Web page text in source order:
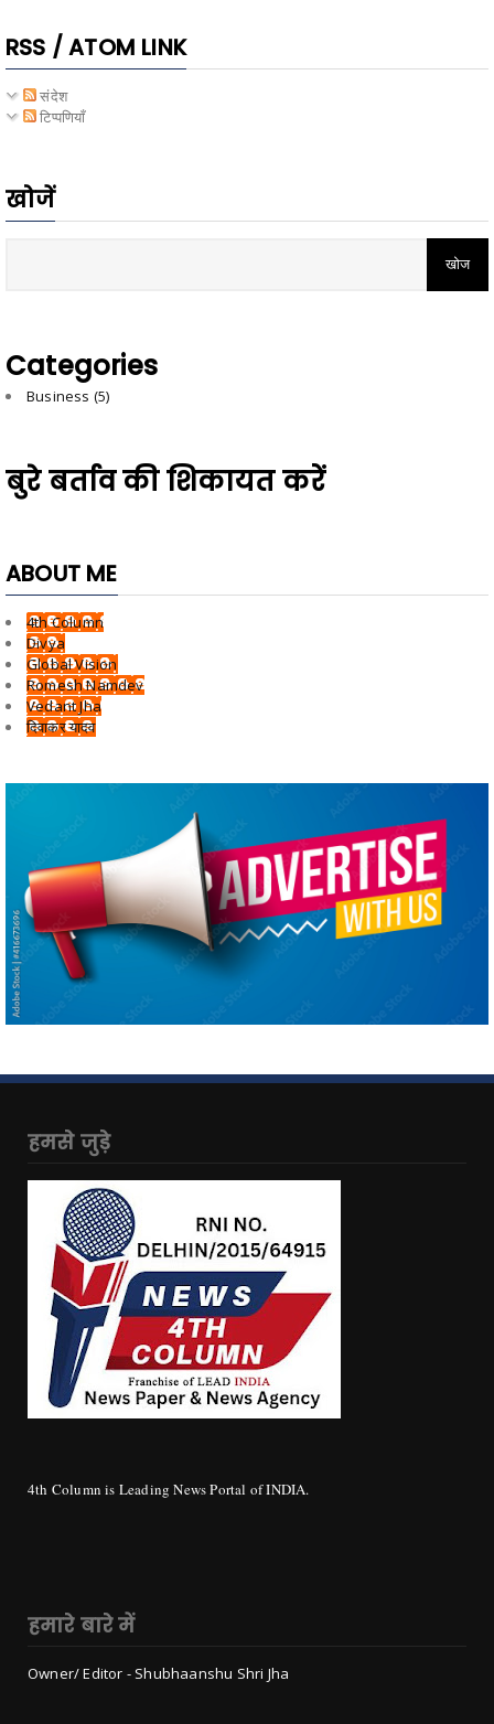
RSS / ATOM LINK
संदेश
टिप्पणियाँ
खोजें
Categories
Business (5)
बुरे बर्ताव की शिकायत करें
ABOUT ME
4th Column
Divya
Global Vision
Romesh Namdev
Vedant Jha
दिवाकर यादव
हमसे जुड़े
4th Column is Leading News Portal of INDIA.
हमारे बारे में
Owner/ Editor - Shubhaanshu Shri Jha